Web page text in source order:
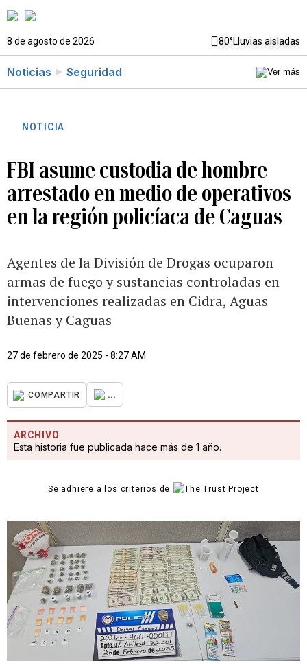
8 de agosto de 2026 80°Lluvias aisladas
Noticias Seguridad
NOTICIA
FBI asume custodia de hombre
arrestado en medio de operativos
en la región policíaca de Caguas
Agentes de la División de Drogas ocuparon
armas de fuego y sustancias controladas en
intervenciones realizadas en Cidra, Aguas
Buenas y Caguas
27 de febrero de 2025 - 8:27 AM
COMPARTIR ...
ARCHIVO
Esta historia fue publicada hace más de 1 año.
Se adhiere a los criterios de